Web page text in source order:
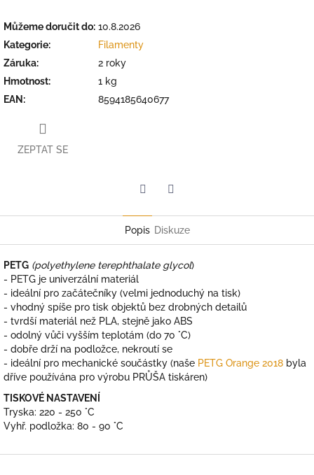
Můžeme doručit do: 10.8.2026
Kategorie:
Filamenty
Záruka:
2 roky
Hmotnost:
1 kg
EAN : 8594185640677
ZEPTAT SE
Popis Diskuze
PETG (polyethylene terephthalate glycol)
- PETG je univerzální materiál
- ideální pro začátečníky (velmi jednoduchý na tisk)
- vhodný spíše pro tisk objektů bez drobných detailů
- tvrdší materiál než PLA, stejně jako ABS
- odolný vůči vyšším teplotám (do 70 °C)
- dobře drží na podložce, nekroutí se
- ideální pro mechanické součástky (naše PETG Orange 2018 byla
dříve používána pro výrobu PRŮŠA tiskáren)
TISKOVÉ NASTAVENÍ
Tryska: 220 - 250 °C
Vyhř. podložka: 80 - 90 °C